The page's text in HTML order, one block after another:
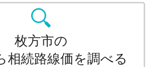
枚方市の
相続路線価を調べる